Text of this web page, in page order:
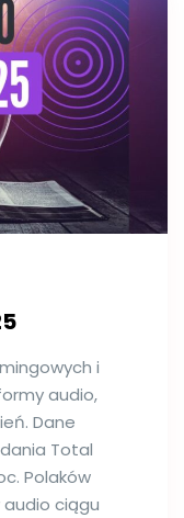
i
audio,
Dane
Total
Polaków
audio ciągu